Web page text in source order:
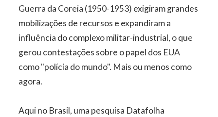
Guerra da Coreia (1950-1953) exigiram grandes
mobilizações de recursos e expandiram a
influência do complexo militar-industrial, o que
gerou contestações sobre o papel dos EUA
como "polícia do mundo". Mais ou menos como
agora.
Aqui no Brasil, uma pesquisa Datafolha